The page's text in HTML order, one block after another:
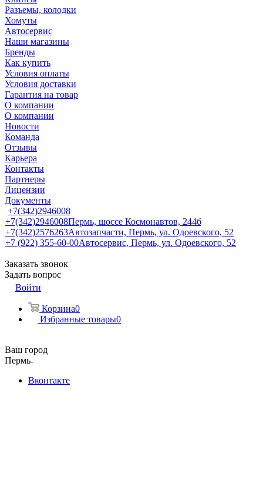
Разъемы, колодки
Хомуты
Автосервис
Наши магазины
Бренды
Как купить
Условия оплаты
Условия доставки
Гарантия на товар
О компании
О компании
Новости
Команда
Отзывы
Карьера
Контакты
Партнеры
Лицензии
Документы
+7(342)2946008
+7(342)2946008Пермь, шоссе Космонавтов, 244б
+7(342)2576263Автозапчасти, Пермь, ул. Одоевского, 52
+7 (922) 355-60-00Автосервис, Пермь, ул. Одоевского, 52
Заказать звонок
Задать вопрос
Войти
Корзина0
Избранные товары0
Ваш город
Пермь
Вконтакте